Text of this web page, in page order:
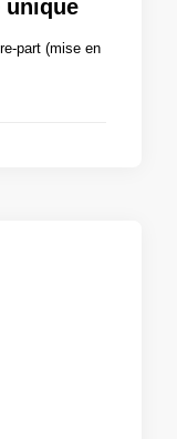
unique
part (mise en